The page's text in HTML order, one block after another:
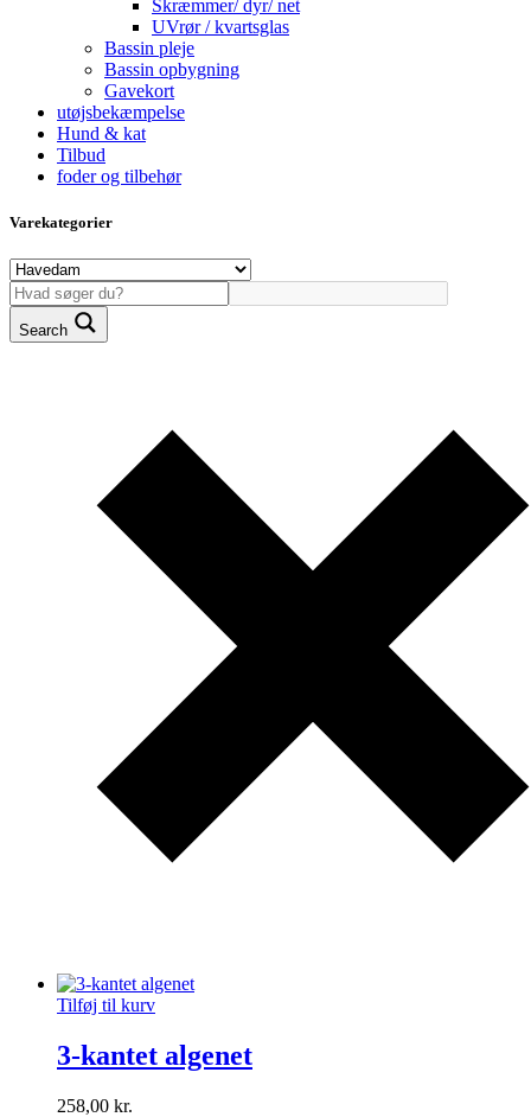
Skræmmer/ dyr/ net
UVrør / kvartsglas
Bassin pleje
Bassin opbygning
Gavekort
utøjsbekæmpelse
Hund & kat
Tilbud
foder og tilbehør
Varekategorier
Search
Tilføj til kurv
3-kantet algenet
258,00 kr.